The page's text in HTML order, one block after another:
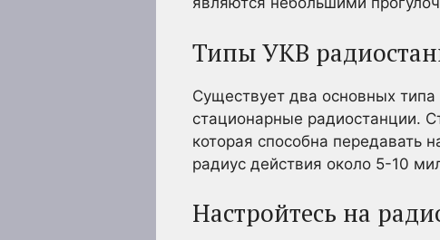
Типы УКВ
Существует два основных
стационарные радиостанции.
которая способна передавать
радиус действия около 5-10
Настройтесь на